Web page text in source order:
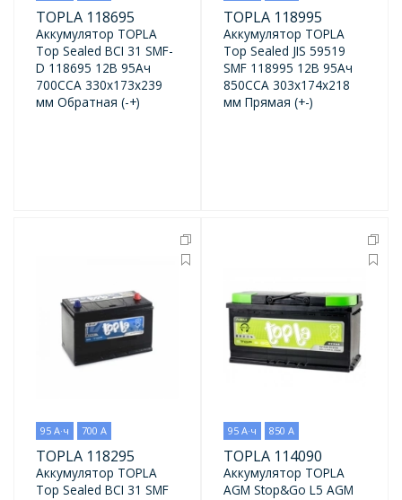
TOPLA 118695
Аккумулятор TOPLA
Top Sealed BCI 31 SMF-
D 118695 12В 95Ач
700CCA 330x173x239
мм Обратная (-+)
TOPLA 118995
Аккумулятор TOPLA
Top Sealed JIS 59519
SMF 118995 12В 95Ач
850CCA 303x174x218
мм Прямая (+-)
95 А·ч 700 А
TOPLA 118295
Аккумулятор TOPLA
Top Sealed BCI 31 SMF
95 А·ч 850 А
TOPLA 114090
Аккумулятор TOPLA
AGM Stop&Go L5 AGM